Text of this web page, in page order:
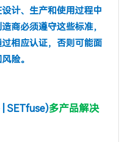
计、生产和使用过程中
商必须遵守这些标准，
相应认证，否则可能面
险。
SETfuse)多产品解决